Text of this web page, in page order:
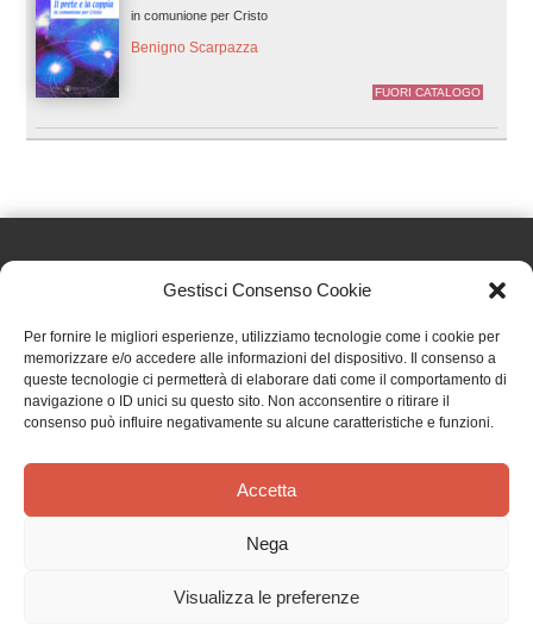
Gestisci Consenso Cookie
Per fornire le migliori esperienze, utilizziamo tecnologie come i cookie per
memorizzare e/o accedere alle informazioni del dispositivo. Il consenso a
queste tecnologie ci permetterà di elaborare dati come il comportamento di
navigazione o ID unici su questo sito. Non acconsentire o ritirare il
consenso può influire negativamente su alcune caratteristiche e funzioni.
Accetta
Nega
Visualizza le preferenze
in comunione per Cristo
Benigno Scarpazza
FUORI CATALOGO
Effatà Editrice di Pellegrino Paolo SAS
C.F. e P.IVA 09655250018
Via Tre Denti, 1 - 10060 Cantalupa (TO)
Telefono: (+39) 0121 353452 - Fax: (+39) 0121 353839
TERMINI E CONDIZIONI